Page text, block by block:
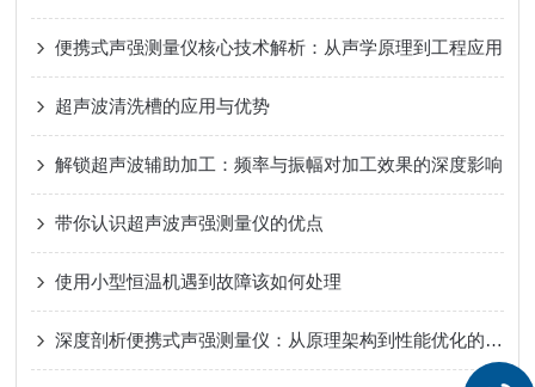
便携式声强测量仪核心技术解析：从声学原理到工程应用
超声波清洗槽的应用与优势
解锁超声波辅助加工：频率与振幅对加工效果的深度影响
带你认识超声波声强测量仪的优点
使用小型恒温机遇到故障该如何处理
深度剖析便携式声强测量仪：从原理架构到性能优化的技术全解